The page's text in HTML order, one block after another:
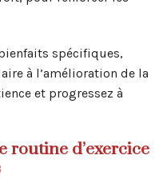
spécifiques,
à l’amélioration de la
et progressez à
routine d’exercice